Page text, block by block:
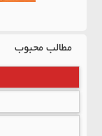
مطالب محبوب